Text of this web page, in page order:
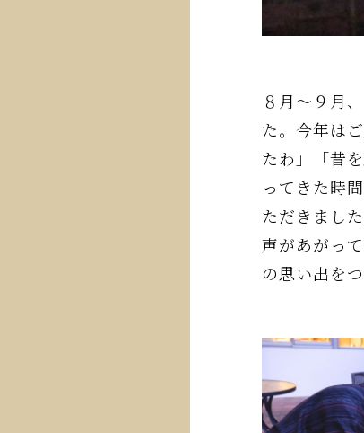
８月～９月
た。今年は
たわ」「昔
ってきた時
ただきまし
声があがっ
の思い出を